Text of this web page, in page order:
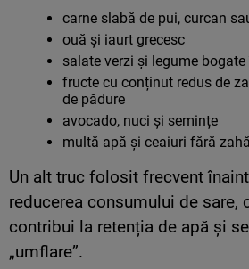
carne slabă de pui, curcan
ouă și iaurt grecesc
salate verzi și legume
fructe cu conținut redus de
de pădure
avocado, nuci și semințe
multă apă și ceaiuri fără
Un alt truc folosit frecvent
reducerea consumului de sare,
contribui la retenția de apă și
„umflare”.